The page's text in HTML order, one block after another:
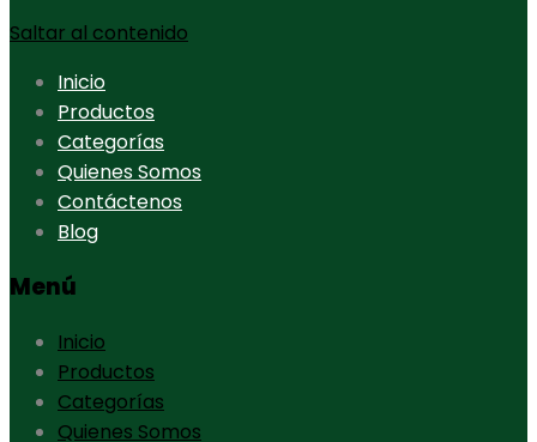
Saltar al contenido
Inicio
Productos
Categorías
Quienes Somos
Contáctenos
Blog
Menú
Inicio
Productos
Categorías
Quienes Somos